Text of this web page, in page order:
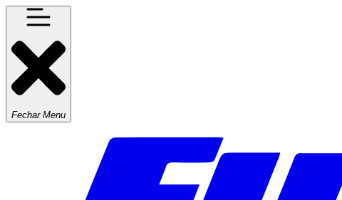
Fechar Menu